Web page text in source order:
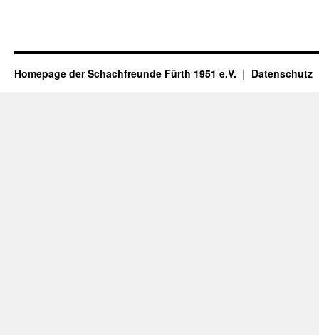
Homepage der Schachfreunde Fürth 1951 e.V. Datenschutz